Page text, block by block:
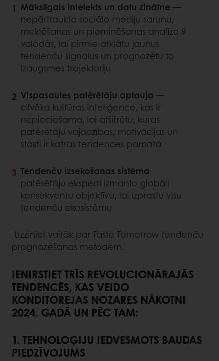
Mākslīgais intelekts un datu zinātne—
nepārtraukta sociālo mediju sarunu,
meklēšanas un pieminēšanas analīze 9
valodās, lai pirmie atklātu jaunus
tendenču signālus un prognozētu to
izaugsmes trajektoriju
Vispasaules patērētāju aptauja —
cilvēka kultūras inteliģence, kas ir
nepieciešama, lai atšifrētu, kuras
patērētāju vajadzības, motivācijas un
stāsti ir katras tendences pamatā
Tendenču izsekošanas sistēma-
patērētāju eksperti izmanto globāli
konsekventu objektīvu, lai izprastu visu
tendenču ekosistēmu
Uzziniet vairāk par Taste Tomorrow tendenču
prognozēšanas metodēm.
IENIRSTIET TRĪS REVOLUCIONĀRAJĀS
TENDENCĒS, KAS VEIDO
KONDITOREJAS NOZARES NĀKOTNI
2024. GADĀ UN PĒC TAM:
1. TEHNOLOĢIJU IEDVESMOTS BAUDAS
PIEDZĪVOJUMS